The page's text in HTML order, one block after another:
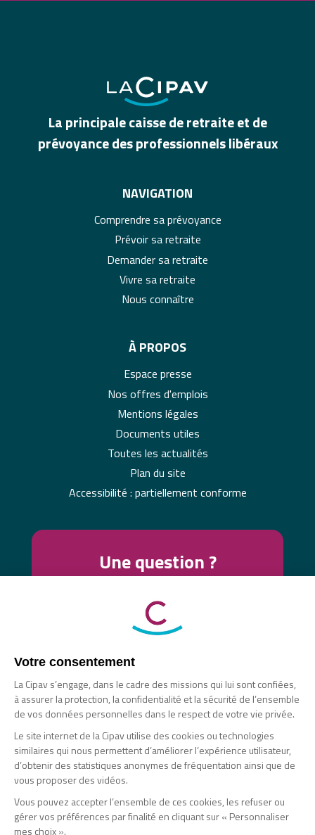
Votre consentement
La Cipav s’engage, dans le cadre des missions qui lui sont confiées,
à assurer la protection, la confidentialité et la sécurité de l’ensemble
de vos données personnelles dans le respect de votre vie privée.
Le site internet de la Cipav utilise des cookies ou technologies
similaires qui nous permettent d’améliorer l’expérience utilisateur,
d’obtenir des statistiques anonymes de fréquentation ainsi que de
vous proposer des vidéos.
Vous pouvez accepter l’ensemble de ces cookies, les refuser ou
gérer vos préférences par finalité en cliquant sur « Personnaliser
mes choix ».
La principale caisse de retraite et de
prévoyance des professionnels libéraux
NAVIGATION
Comprendre sa prévoyance
Prévoir sa retraite
Demander sa retraite
Vivre sa retraite
Nous connaître
À PROPOS
Espace presse
Nos offres d'emplois
Mentions légales
Documents utiles
Toutes les actualités
Plan du site
Accessibilité : partiellement conforme
Une question ?
Contactez-nous !
Nous vous proposons plusieurs moyens de
contact pour échanger avec vous (messagerie
sécurisée, visio-conférence, téléphone).
Nous contacter
Nous vous répondons en 24h sur nos réseaux
sociaux :
X
Linkedin
SIÈGE SOCIAL
9 rue de Vienne - 75008 Paris